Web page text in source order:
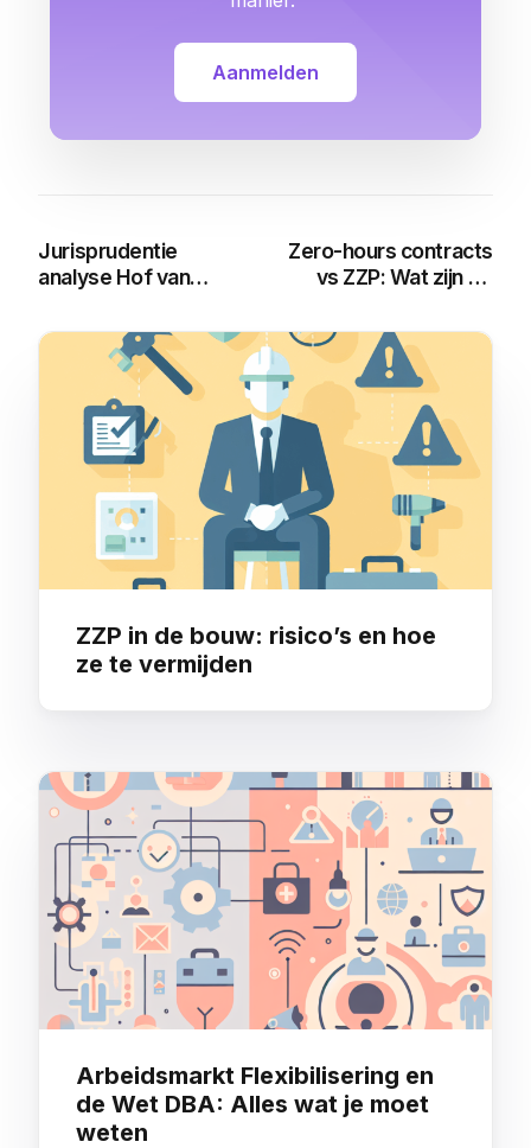
Aanmelden
Jurisprudentie
analyse Hof van
Duik
Zero-hours contracts
vs ZZP: Wat zijn de
voordelen?
You may also like
ZZP in de bouw: risico’s en hoe
ze te vermijden
Arbeidsmarkt Flexibilisering en
de Wet DBA: Alles wat je moet
weten